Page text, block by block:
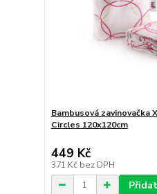
Bambusová zavinovačka
Circles 120x120cm
449 Kč
371 Kč bez DPH